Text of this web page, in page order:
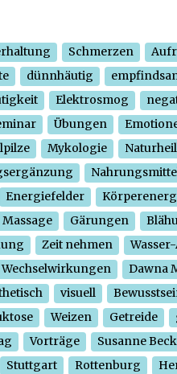
Schmerzen
dünnhäutig
Elektrosmog
Übungen
Mykologie
Energiefelder
Massage Gärungen
Zeit nehmen
Wechselwirkungen Dawna
visuell
Weizen Getreide
Vorträge Susanne
Stuttgart Rottenburg